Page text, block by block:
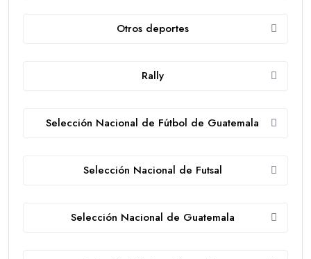
Otros deportes
Rally
Selección Nacional de Fútbol de Guatemala
Selección Nacional de Futsal
Selección Nacional de Guatemala